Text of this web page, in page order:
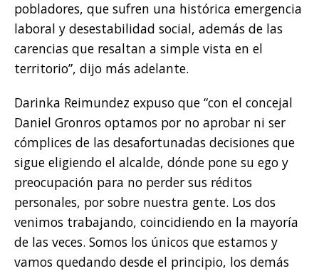
pobladores, que sufren una histórica emergencia
laboral y desestabilidad social, además de las
carencias que resaltan a simple vista en el
territorio”, dijo más adelante.
Darinka Reimundez expuso que “con el concejal
Daniel Gronros optamos por no aprobar ni ser
cómplices de las desafortunadas decisiones que
sigue eligiendo el alcalde, dónde pone su ego y
preocupación para no perder sus réditos
personales, por sobre nuestra gente. Los dos
venimos trabajando, coincidiendo en la mayoría
de las veces. Somos los únicos que estamos y
vamos quedando desde el principio, los demás